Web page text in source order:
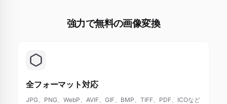
強力で無料の画像変換
全フォーマット対応
JPG、PNG、WebP、AVIF、GIF、BMP、TIFF、PDF、ICOなど